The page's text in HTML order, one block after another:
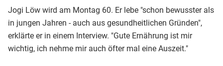
Jogi Löw wird am Montag 60. Er lebe "schon bewusster als
in jungen Jahren - auch aus gesundheitlichen Gründen",
erklärte er in einem Interview. "Gute Ernährung ist mir
wichtig, ich nehme mir auch öfter mal eine Auszeit."